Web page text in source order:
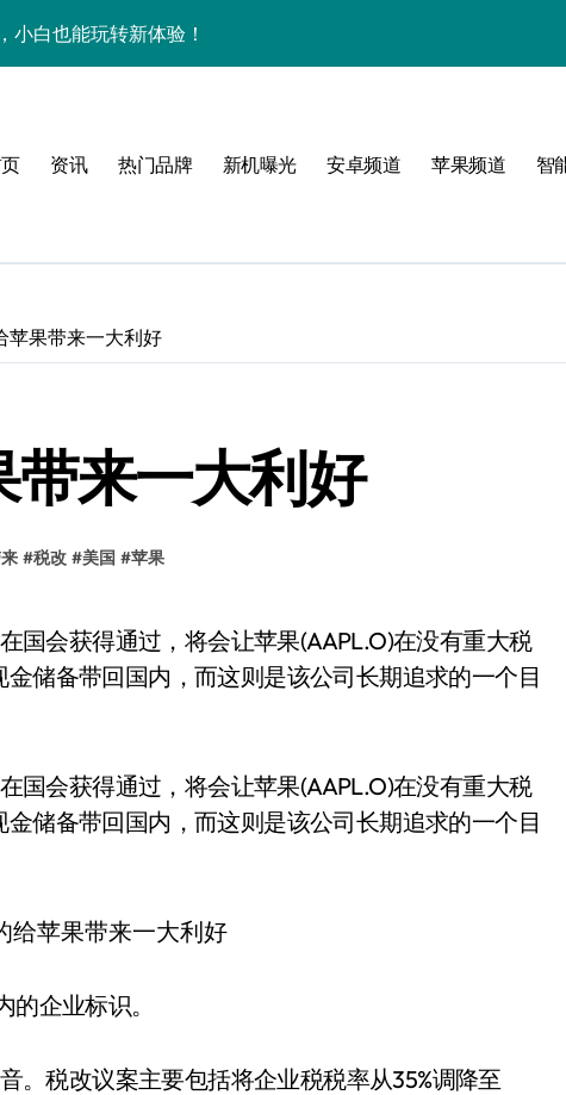
小白也能玩转新体验！
逆天啦！
点，手机管家抢先爆！
秘，玩机更高效！
竟装下海量资讯
逆天啦！
秘，高效玩机就现在！
资讯 热门品牌 新机曝光 安卓频道 苹果频道 智
苹果带来一大利好
来一大利好
#税改 #美国 #苹果
储备带回国内，而这则是该公司长期追求的一个目
国会获得通过，将会让苹果(AAPL.O)在没有重大税
储备带回国内，而这则是该公司长期追求的一个目
企业标识。
。税改议案主要包括将企业税税率从35%调降至